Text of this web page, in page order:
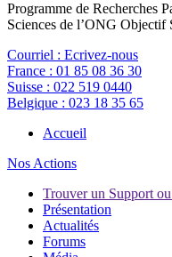
Programme de Recherches
Sciences de l’ONG Objectif
Courriel : Ecrivez-nous
France : 01 85 08 36 30
Suisse : 022 519 0440
Belgique : 023 18 35 65
Accueil
Nos Actions
Trouver un Support
Présentation
Actualités
Forums